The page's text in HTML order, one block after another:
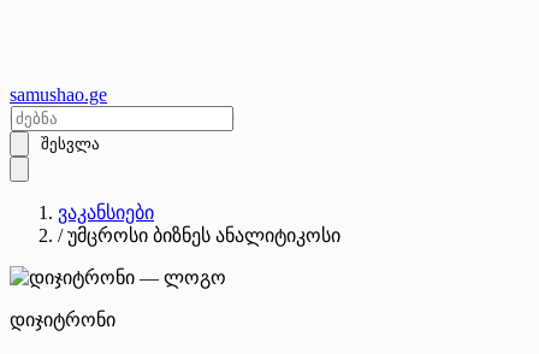
samushao.ge
შესვლა
ვაკანსიები
/ უმცროსი ბიზნეს ანალიტიკოსი
დიჯიტრონი